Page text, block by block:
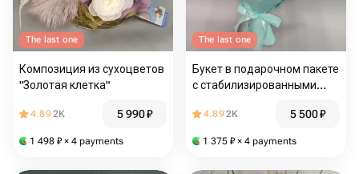
The last one
Композиция из сухоцветов
"Золотая клетка"
4.892K 5 990₽
1 498 ₽ × 4 payments
The last one
Букет в подарочном пакете
с стабилизированными
4.892K 5 500₽
1 375 ₽ × 4 payments